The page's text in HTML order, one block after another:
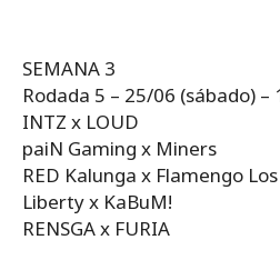
SEMANA 3
Rodada 5 – 25/06 (sábado) –
INTZ x LOUD
paiN Gaming x Miners
RED Kalunga x Flamengo
Liberty x KaBuM!
RENSGA x FURIA